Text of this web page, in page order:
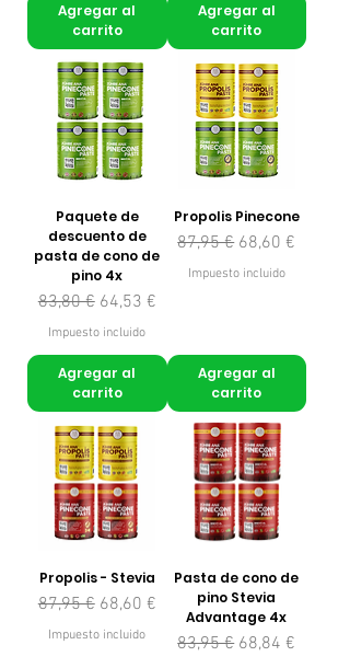
Agregar al
carrito
Agregar al
carrito
Paquete de
descuento de
pasta de cono de
pino 4x
Precio
83,80 € Precio de oferta
64,53 €
Impuesto incluido
Agregar al
carrito
Propolis Pinecone
Precio
87,95 € Precio de oferta
68,60 €
Impuesto incluido
Agregar al
carrito
Propolis - Stevia
Precio
87,95 € Precio de oferta
68,60 €
Impuesto incluido
Pasta de cono de
pino Stevia
Advantage 4x
Precio
83,95 € Precio de oferta
68,84 €